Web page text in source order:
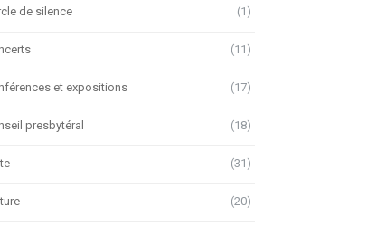
de silence (1)
(11)
et expositions (17)
presbytéral (18)
(31)
(20)